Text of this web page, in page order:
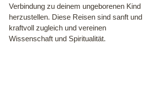
Verbindung zu deinem ungeborenen Kind
herzustellen. Diese Reisen sind sanft und
kraftvoll zugleich und vereinen
Wissenschaft und Spiritualität.